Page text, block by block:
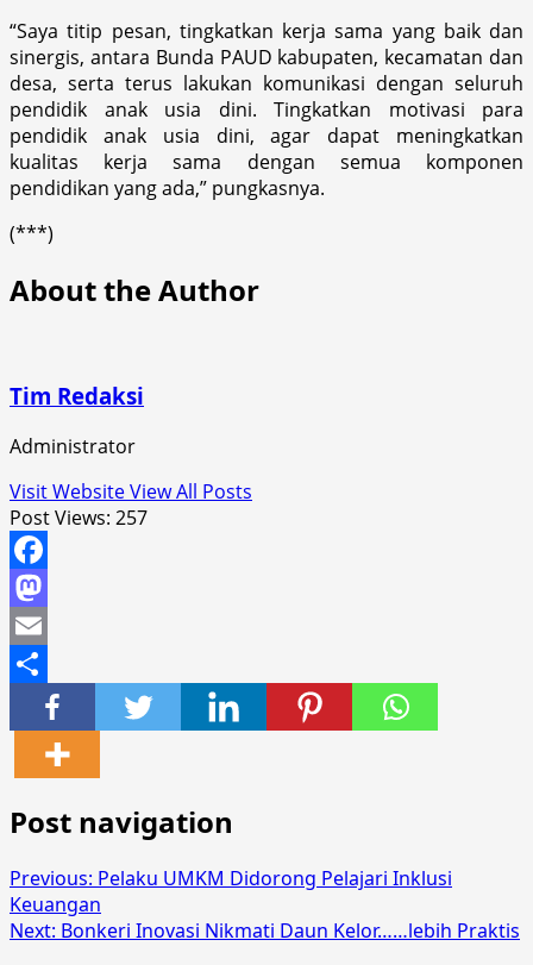
“Saya titip pesan, tingkatkan kerja sama yang baik dan
sinergis, antara Bunda PAUD kabupaten, kecamatan dan
desa, serta terus lakukan komunikasi dengan seluruh
pendidik anak usia dini. Tingkatkan motivasi para
pendidik anak usia dini, agar dapat meningkatkan
kualitas kerja sama dengan semua komponen
pendidikan yang ada,” pungkasnya.
(***)
About the Author
Tim Redaksi
Administrator
Visit WebsiteView All Posts
Post Views: 257
Facebook
Mastodon
Email
Share
Post navigation
Previous: Pelaku UMKM Didorong Pelajari Inklusi
Keuangan
Next: Bonkeri Inovasi Nikmati Daun Kelor……lebih Praktis